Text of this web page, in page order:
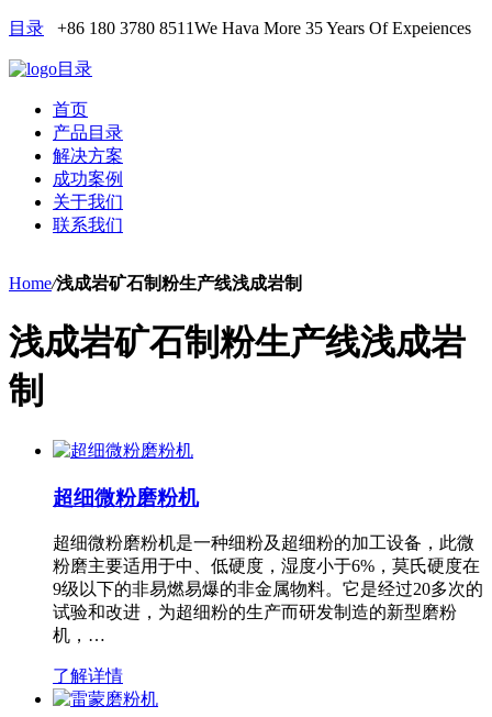
目录 +86 180 3780 8511We Hava More 35 Years Of Expeiences
目录
首页
产品目录
解决方案
成功案例
关于我们
联系我们
Home/浅成岩矿石制粉生产线浅成岩制
浅成岩矿石制粉生产线浅成岩
制
超细微粉磨粉机
超细微粉磨粉机是一种细粉及超细粉的加工设备，此微
粉磨主要适用于中、低硬度，湿度小于6%，莫氏硬度在
9级以下的非易燃易爆的非金属物料。它是经过20多次的
试验和改进，为超细粉的生产而研发制造的新型磨粉
机，…
了解详情